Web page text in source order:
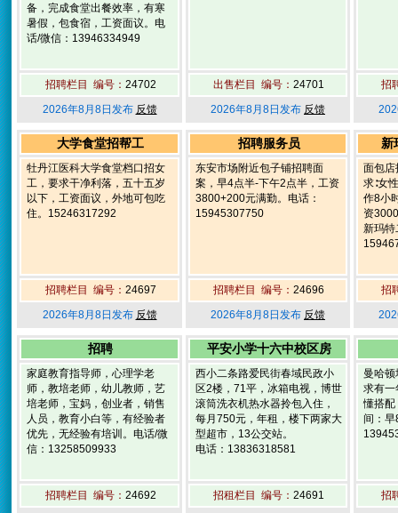
备，完成食堂出餐效率，有寒
暑假，包食宿，工资面议。电
话/微信：13946334949
招聘栏目 编号： 24702
2026年8月8日发布 反馈
出售栏目 编号： 24701
2026年8月8日发布 反馈
招
大学食堂招帮工
牡丹江医科大学食堂档口招女
工，要求干净利落，五十五岁
以下，工资面议，外地可包吃
住。15246317292
招聘栏目 编号： 24697
2026年8月8日发布 反馈
招聘服务员
东安市场附近包子铺招聘面
案，早4点半-下午2点半，工资
3800+200元满勤。电话：
15945307750
招聘栏目 编号： 24696
2026年8月8日发布 反馈
新
面包店
求∶女
作8小
资
新玛特
招
招聘
家庭教育指导师，心理学老
师，教培老师，幼儿教师，艺
培老师，宝妈，创业者，销售
人员，教育小白等，有经验者
优先，无经验有培训。电话/微
信：13258509933
招聘栏目 编号： 24692
平安小学十六中校区房
西小二条路爱民街春域民政小
区2楼，71平，冰箱电视，博世
滚筒洗衣机热水器拎包入住，
每月750元，年租，楼下两家大
型超市，13公交站。
电话：13836318581
招租栏目 编号： 24691
曼哈
求有一
懂搭配
间：
招